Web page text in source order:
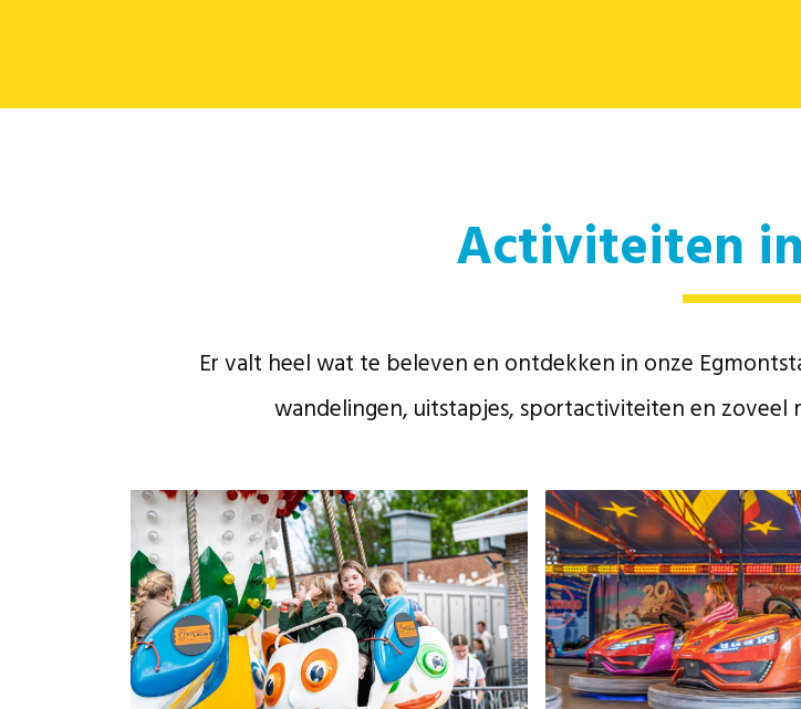
Activiteiten
Er valt heel wat te beleven en ontdekken in onze
wandelingen, uitstapjes, sportactiviteiten en